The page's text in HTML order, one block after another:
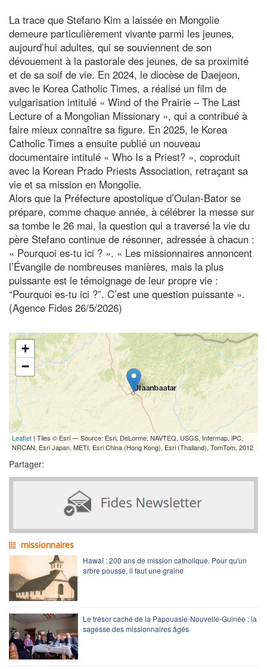
La trace que Stefano Kim a laissée en Mongolie
demeure particulièrement vivante parmi les jeunes,
aujourd’hui adultes, qui se souviennent de son
dévouement à la pastorale des jeunes, de sa proximité
et de sa soif de vie. En 2024, le diocèse de Daejeon,
avec le Korea Catholic Times, a réalisé un film de
vulgarisation intitulé « Wind of the Prairie – The Last
Lecture of a Mongolian Missionary », qui a contribué à
faire mieux connaître sa figure. En 2025, le Korea
Catholic Times a ensuite publié un nouveau
documentaire intitulé « Who Is a Priest? », coproduit
avec la Korean Prado Priests Association, retraçant sa
vie et sa mission en Mongolie.
Alors que la Préfecture apostolique d’Oulan-Bator se
prépare, comme chaque année, à célébrer la messe sur
sa tombe le 26 mai, la question qui a traversé la vie du
père Stefano continue de résonner, adressée à chacun :
« Pourquoi es-tu ici ? ». « Les missionnaires annoncent
l’Évangile de nombreuses manières, mais la plus
puissante est le témoignage de leur propre vie :
“Pourquoi es-tu ici ?”. C’est une question puissante ».
(Agence Fides 26/5/2026)
+
−
Leaflet | Tiles © Esri — Source: Esri, DeLorme, NAVTEQ, USGS, Intermap, iPC,
NRCAN, Esri Japan, METI, Esri China (Hong Kong), Esri (Thailand), TomTom, 2012
Partager:
missionnaires
Hawaï : 200 ans de mission catholique. Pour qu'un
arbre pousse, il faut une graine
Le trésor caché de la Papouasie-Nouvelle-Guinée : la
sagesse des missionnaires âgés